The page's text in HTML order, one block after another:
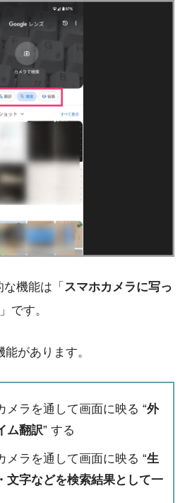
機能は「 スマホカメラに写っ
」です。
があります。
メラを通して画面に映る “外
ム翻訳” する
メラを通して画面に映る “生
文字などを検索結果として一